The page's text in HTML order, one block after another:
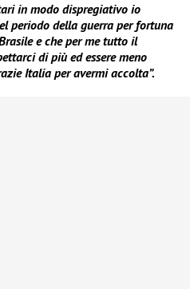
in modo dispregiativo io
periodo della guerra per fortuna
e che per me tutto il
di più ed essere meno
Italia per avermi accolta”.